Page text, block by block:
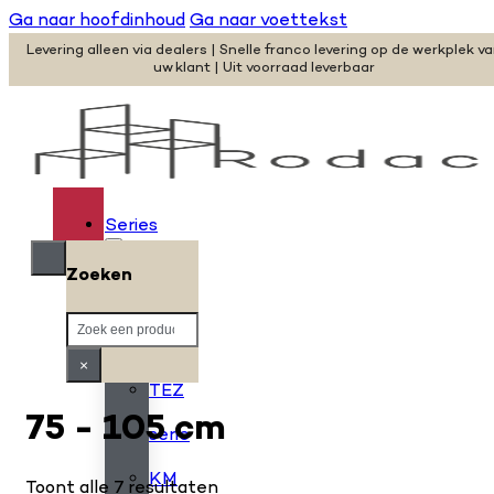
Ga naar hoofdinhoudGa naar voettekst
Levering alleen via dealers | Snelle franco levering op de werkplek
uw klant | Uit voorraad leverbaar
Series
serie
TEZ
serie
KM
Zoeken
Zoeken
×
75 - 105 cm
Toont alle 7 resultaten